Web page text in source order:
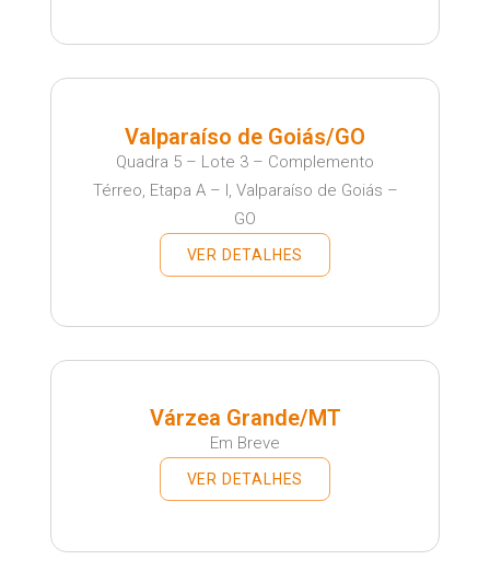
Valparaíso de Goiás/GO
Quadra 5 – Lote 3 – Complemento
Térreo, Etapa A – I, Valparaíso de Goiás –
GO
VER DETALHES
Várzea Grande/MT
Em Breve
VER DETALHES